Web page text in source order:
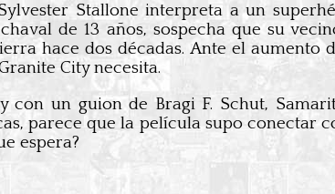
Stallone interpreta a un
de 13 años, sospecha que su
hace dos décadas. Ante el
City necesita.
y con un guion de Bragi F. Schut,
parece que la película supo conectar
espera?